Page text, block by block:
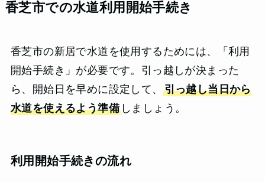
香芝市での水道利用開始手続き
香芝市の新居で水道を使用するためには、「利用
開始手続き」が必要です。引っ越しが決まった
ら、開始日を早めに設定して、 引っ越し当日から
水道を使えるよう準備しましょう。
利用開始手続きの流れ